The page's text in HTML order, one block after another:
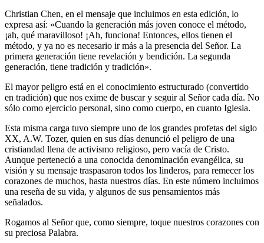
Christian Chen, en el mensaje que incluimos en esta edición, lo
expresa así: «Cuando la generación más joven conoce el método,
¡ah, qué maravilloso! ¡Ah, funciona! Entonces, ellos tienen el
método, y ya no es necesario ir más a la presencia del Señor. La
primera generación tiene revelación y bendición. La segunda
generación, tiene tradición y tradición».
El mayor peligro está en el conocimiento estructurado (convertido
en tradición) que nos exime de buscar y seguir al Señor cada día. No
sólo como ejercicio personal, sino como cuerpo, en cuanto Iglesia.
Esta misma carga tuvo siempre uno de los grandes profetas del siglo
XX, A.W. Tozer, quien en sus días denunció el peligro de una
cristiandad llena de activismo religioso, pero vacía de Cristo.
Aunque perteneció a una conocida denominación evangélica, su
visión y su mensaje traspasaron todos los linderos, para remecer los
corazones de muchos, hasta nuestros días. En este número incluimos
una reseña de su vida, y algunos de sus pensamientos más
señalados.
Rogamos al Señor que, como siempre, toque nuestros corazones con
su preciosa Palabra.